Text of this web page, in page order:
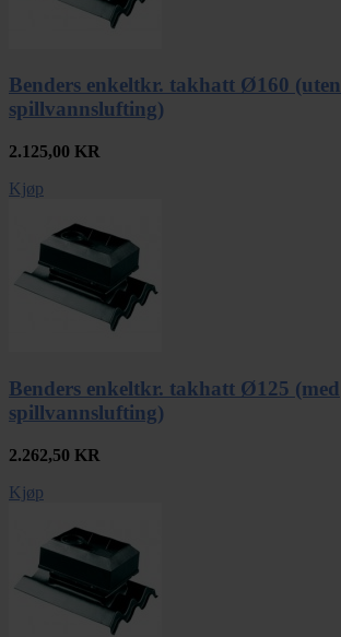
Benders enkeltkr. takhatt Ø160 (uten
spillvannslufting)
2.125,00 KR
Kjøp
Benders enkeltkr. takhatt Ø125 (med
spillvannslufting)
2.262,50 KR
Kjøp